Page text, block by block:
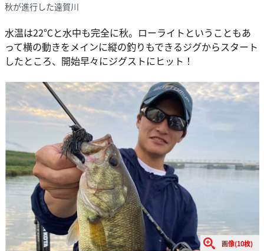
秋が進行した遠賀川
水温は22℃と水中も完全に秋。ローライトということもあ
って横の動きをメインに縦の釣りもできるジグからスタート
したところ、開始早々にジグストにヒット！
画像(10枚)